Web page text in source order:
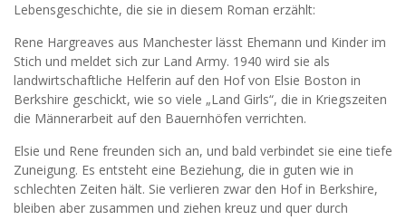
Lebensgeschichte, die sie in diesem Roman erzählt:
Rene Hargreaves aus Manchester lässt Ehemann und Kinder im
Stich und meldet sich zur Land Army. 1940 wird sie als
landwirtschaftliche Helferin auf den Hof von Elsie Boston in
Berkshire geschickt, wie so viele „Land Girls“, die in Kriegszeiten
die Männerarbeit auf den Bauernhöfen verrichten.
Elsie und Rene freunden sich an, und bald verbindet sie eine tiefe
Zuneigung. Es entsteht eine Beziehung, die in guten wie in
schlechten Zeiten hält. Sie verlieren zwar den Hof in Berkshire,
bleiben aber zusammen und ziehen kreuz und quer durch